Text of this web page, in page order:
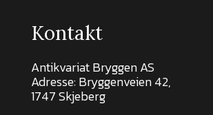
Kontakt
Antikvariat Bryggen AS
Adresse: Bryggenveien 42,
1747 Skjeberg